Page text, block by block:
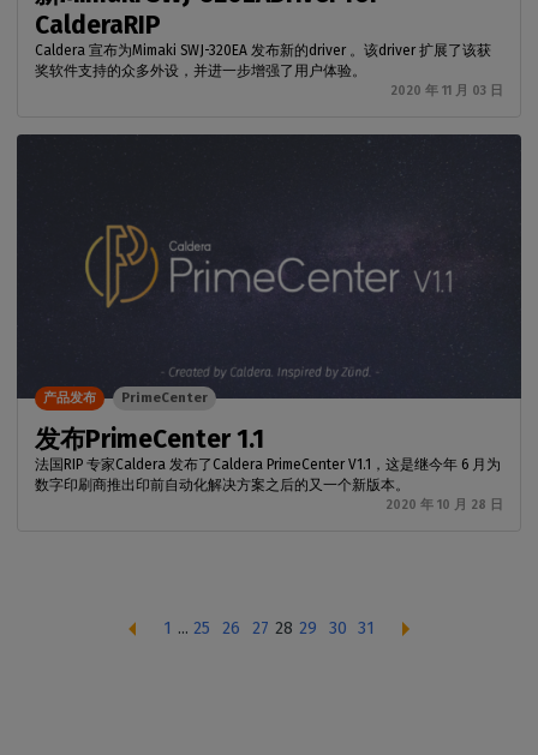
CalderaRIP
Caldera 宣布为Mimaki SWJ-320EA 发布新的driver 。该driver 扩展了该获
奖软件支持的众多外设，并进一步增强了用户体验。
2020 年 11 月 03 日
发布PrimeCenter 1.1
法国RIP 专家Caldera 发布了Caldera PrimeCenter V1.1，这是继今年 6 月为
数字印刷商推出印前自动化解决方案之后的又一个新版本。
2020 年 10 月 28 日
产品发布 PrimeCenter
1 ... 25 26 27 28 29 30 31